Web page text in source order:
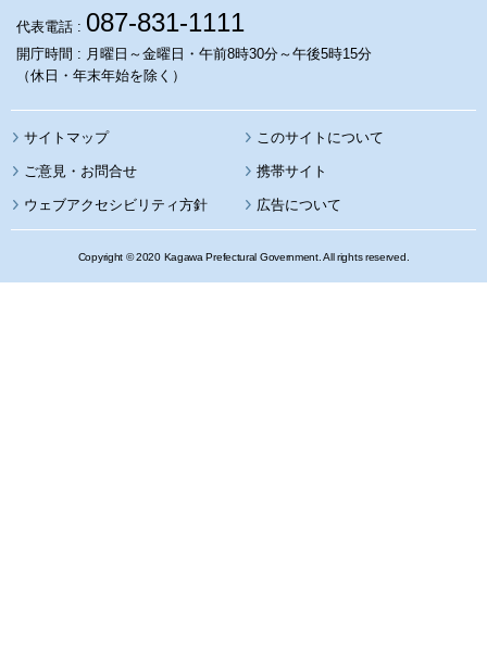
代表電話 : 087-831-1111
開庁時間 : 月曜日～金曜日・午前8時30分～午後5時15分
（休日・年末年始を除く）
サイトマップ このサイトについて
携帯サイト
ウェブアクセシビリティ方針 広告について
Copyright © 2020 Kagawa Prefectural Government. All rights reserved.